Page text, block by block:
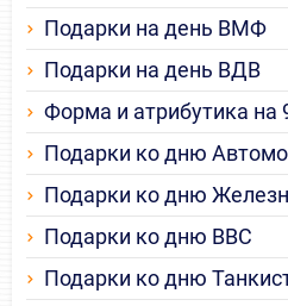
Подарки на день ВМФ
Подарки на день ВДВ
Форма и атрибутика на
Подарки ко дню
Подарки ко дню
Подарки ко дню ВВС
Подарки ко дню